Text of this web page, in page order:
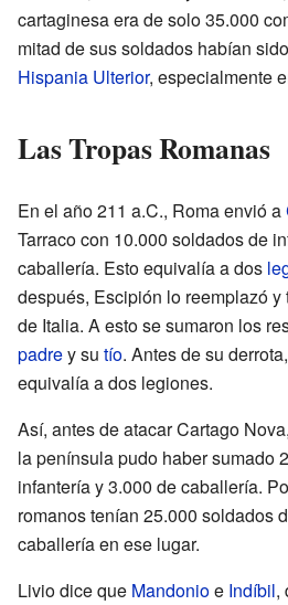
cartaginesa era de solo 35.000
mitad de sus soldados habían
Hispania Ulterior, especialmente
Las Tropas Romanas
En el año 211 a.C., Roma envió a
Tarraco con 10.000 soldados de
caballería. Esto equivalía a dos
después, Escipión lo reemplazó
de Italia. A esto se sumaron los
padrey su tío. Antes de su
equivalía a dos legiones.
Así, antes de atacar Cartago
la península pudo haber sumado
infantería y 3.000 de caballería.
romanos tenían 25.000 soldados
caballería en ese lugar.
Livio dice que Mandonioe Indíbil,